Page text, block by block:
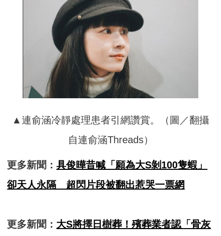
▲連俞涵冷靜處理患者引網讚賞。（圖／翻攝
自連俞涵Threads）
更多新聞：具俊曄昔喊「願為大S剝100隻蝦」
卻天人永隔 超閃片段被翻出惹哭一票網
更多新聞： 大S將擇日樹葬！殯葬業者認「骨灰